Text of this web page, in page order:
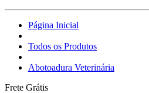
Página Inicial
Todos os Produtos
Abotoadura Veterinária
Frete Grátis